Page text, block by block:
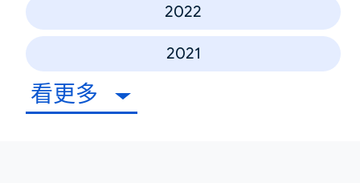
2022
2021
看更多